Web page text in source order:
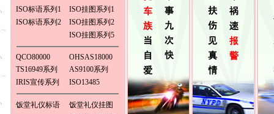
ISO标语系列1
ISO挂图系列1
ISO标语系列2
ISO挂图系列2
ISO挂图系列5
QCO80000
OHSAS18000
TS16949系列
AS9100系列
IRIS宣传系列
ISO13485
饭堂礼仪标语
饭堂礼仪挂图